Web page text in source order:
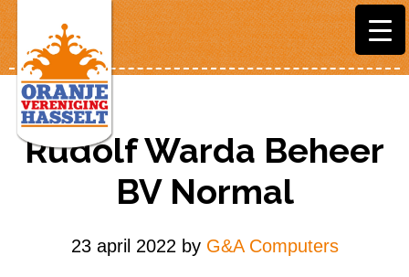
Door
naar
de
hoofd
inhoud
Spring
naar
de
voettekst
Rudolf Warda Beheer
BV Normal
23 april 2022 by G&A Computers